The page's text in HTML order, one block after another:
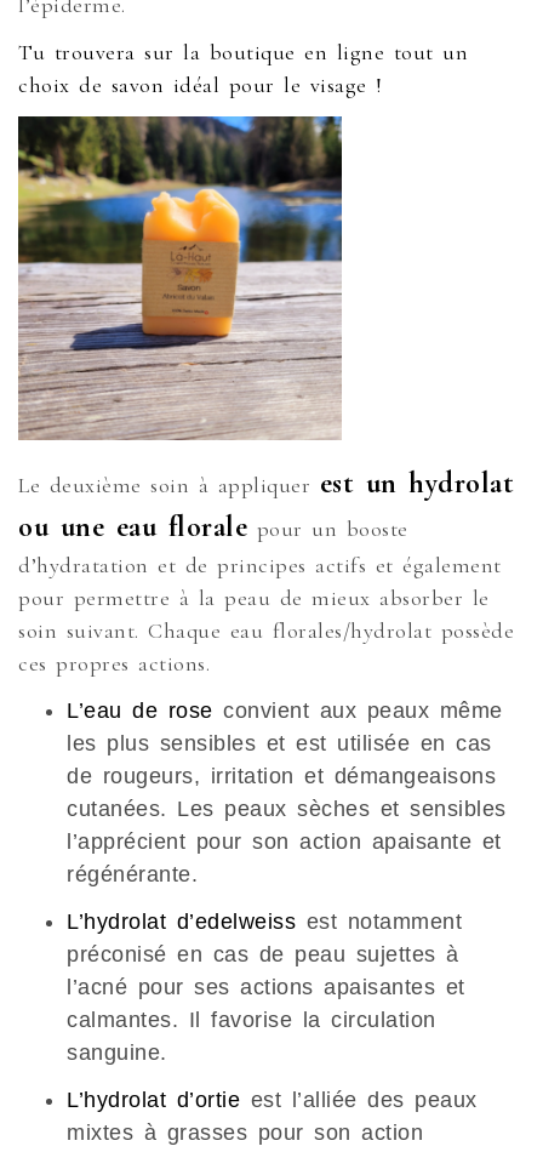
Tu trouvera sur la boutique en ligne tout un
choix de savon idéal pour le visage !
Le deuxième soin à appliquer est un hydrolat
ou une eau florale pour un booste
d’hydratation et de principes actifs et également
pour permettre à la peau de mieux absorber le
soin suivant. Chaque eau florales/hydrolat possède
ces propres actions.
L’eau de rose convient aux peaux même
les plus sensibles et est utilisée en cas
de rougeurs, irritation et démangeaisons
cutanées. Les peaux sèches et sensibles
l’apprécient pour son action apaisante et
régénérante.
L’hydrolat d’edelweiss est notamment
préconisé en cas de peau sujettes à
l’acné pour ses actions apaisantes et
calmantes. Il favorise la circulation
sanguine.
L’hydrolat d’ortie est l’alliée des peaux
mixtes à grasses pour son action